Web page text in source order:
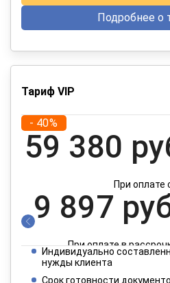
Подробнее о
Тариф VIP
- 40%
59 380
При оплате
9 897
При оплате в
4 949
Индивидуально
нужды клиента
Срок готовности